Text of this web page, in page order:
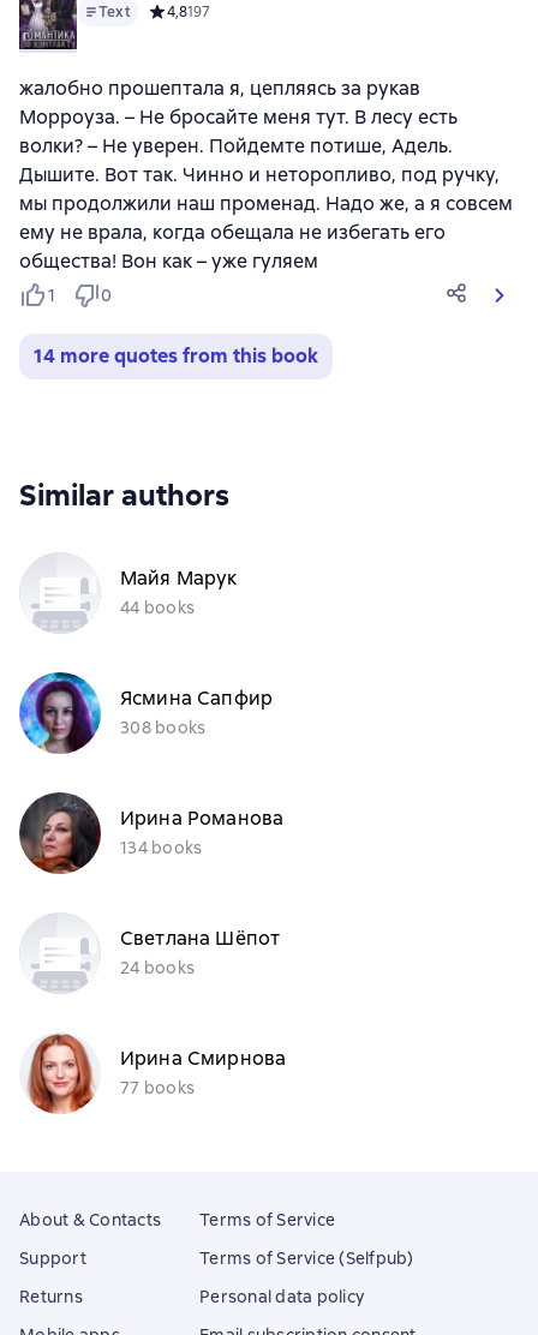
Text Средний рейтинг 4,8 на основе 197 оценок
4,8197
жалобно прошептала я, цепляясь за рукав
Морроуза. – Не бросайте меня тут. В лесу есть
волки? – Не уверен. Пойдемте потише, Адель.
Дышите. Вот так. Чинно и неторопливо, под ручку,
мы продолжили наш променад. Надо же, а я совсем
ему не врала, когда обещала не избегать его
общества! Вон как – уже гуляем
1 0
14 more quotes from this book
Similar authors
Майя Марук
44 books
Ясмина Сапфир
308 books
Ирина Романова
134 books
Светлана Шёпот
24 books
Ирина Смирнова
77 books
About & Contacts
Support
Returns
Terms of Service
Terms of Service (Selfpub)
Personal data policy